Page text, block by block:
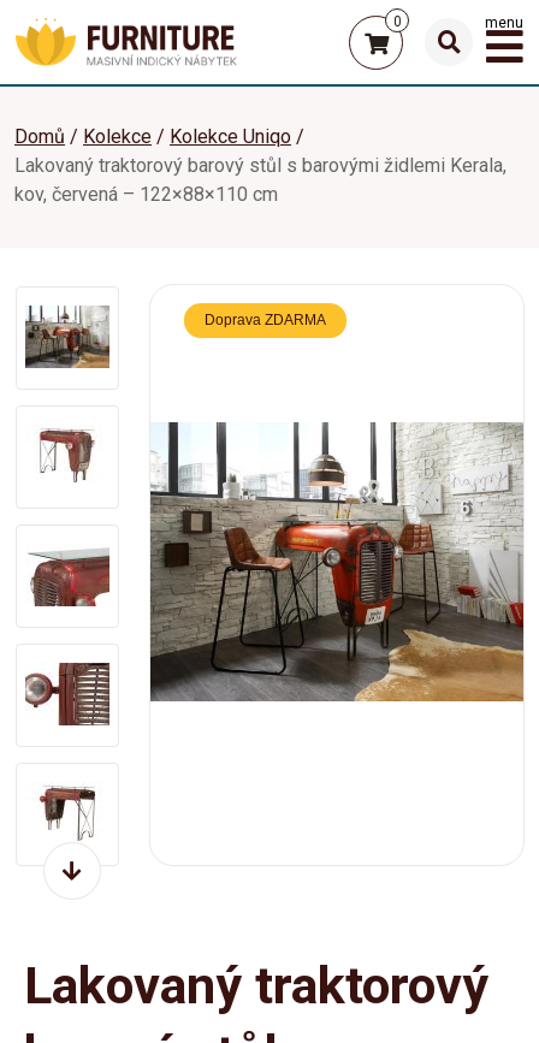
0 menu
Domů Kolekce
Kolekce Uniqo
Lakovaný traktorový barový stůl s barovými židlemi Kerala,
kov, červená – 122×88×110 cm
Doprava ZDARMA
Lakovaný traktorový